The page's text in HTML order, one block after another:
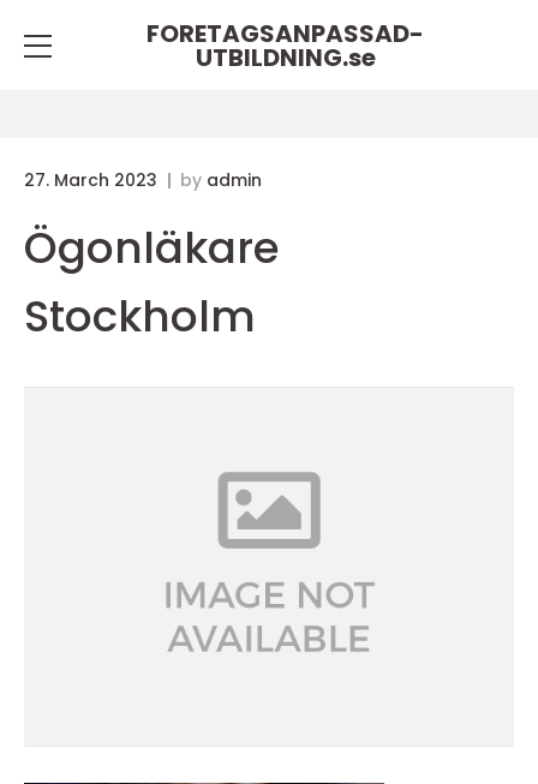
FORETAGSANPASSAD-
UTBILDNING.se
27. March 2023 by admin
Ögonläkare
Stockholm